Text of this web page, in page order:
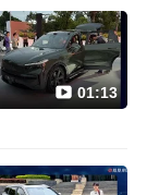
01:13